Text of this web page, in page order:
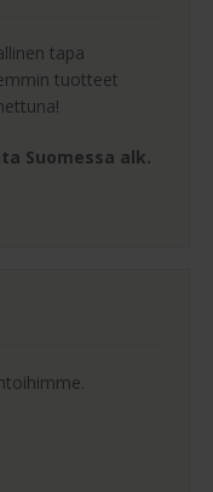
tapa
tuotteet
Suomessa alk.